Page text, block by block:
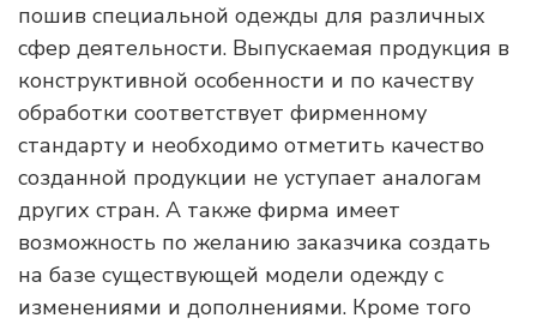
пошив специальной одежды для различных
сфер деятельности. Выпускаемая продукция в
конструктивной особенности и по качеству
обработки соответствует фирменному
стандарту и необходимо отметить качество
созданной продукции не уступает аналогам
других стран. А также фирма имеет
возможность по желанию заказчика создать
на базе существующей модели одежду с
изменениями и дополнениями. Кроме того